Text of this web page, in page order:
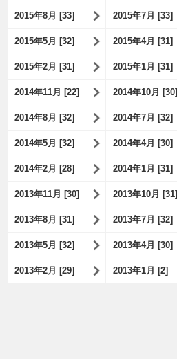
2015年8月 [33] 2015年7月 [33]
2015年5月 [32] 2015年4月 [31]
2015年2月 [31] 2015年1月 [31]
2014年11月 [22] 2014年10月 [30]
2014年8月 [32] 2014年7月 [32]
2014年5月 [32] 2014年4月 [30]
2014年2月 [28] 2014年1月 [31]
2013年11月 [30] 2013年10月 [31]
2013年8月 [31] 2013年7月 [32]
2013年5月 [32] 2013年4月 [30]
2013年2月 [29] 2013年1月 [2]